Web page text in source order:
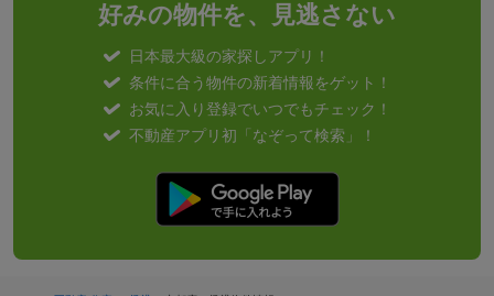
好みの物件を、見逃さない
日本最大級の家探しアプリ！
条件に合う物件の新着情報をゲット！
お気に入り登録でいつでもチェック！
不動産アプリ初「なぞって検索」！